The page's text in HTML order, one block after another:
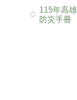
115年高
防災手冊